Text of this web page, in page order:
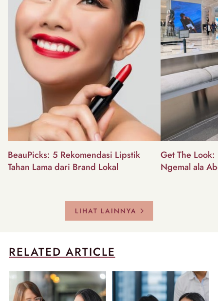
BeauPicks: 5 Rekomendasi Lipstik
Tahan Lama dari Brand Lokal
Get The
Ngemal ala
LIHAT LAINNYA
RELATED ARTICLE